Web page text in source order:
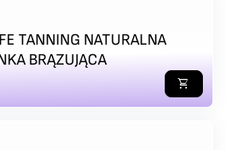
TANNING NATURALNA
BRĄZUJĄCA
shopping_cart